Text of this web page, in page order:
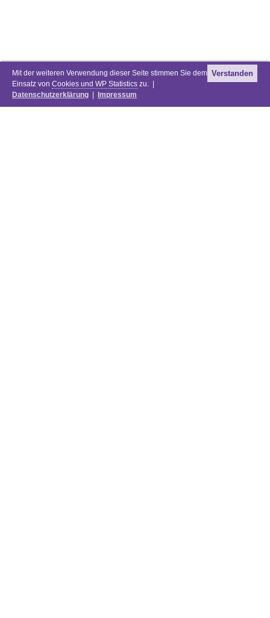
Mit der weiteren Verwendung dieser Seite stimmen Sie dem
Einsatz von Cookies und WP Statistics zu. |
Datenschutzerklärung
Impressum
Verstanden